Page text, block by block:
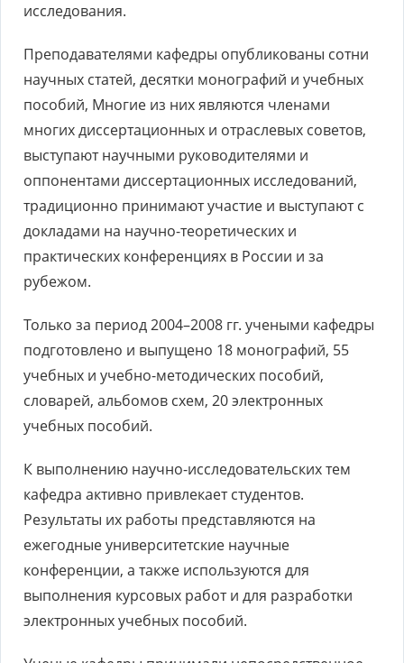
исследования.
Преподавателями кафедры опубликованы сотни
научных статей, десятки монографий и учебных
пособий, Многие из них являются членами
многих диссертационных и отраслевых советов,
выступают научными руководителями и
оппонентами диссертационных исследований,
традиционно принимают участие и выступают с
докладами на научно-теоретических и
практических конференциях в России и за
рубежом.
Только за период 2004–2008 гг. учеными кафедры
подготовлено и выпущено 18 монографий, 55
учебных и учебно-методических пособий,
словарей, альбомов схем, 20 электронных
учебных пособий.
К выполнению научно-исследовательских тем
кафедра активно привлекает студентов.
Результаты их работы представляются на
ежегодные университетские научные
конференции, а также используются для
выполнения курсовых работ и для разработки
электронных учебных пособий.